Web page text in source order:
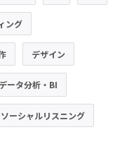
ング
デザイン
データ分析・BI
ーシャルリスニング